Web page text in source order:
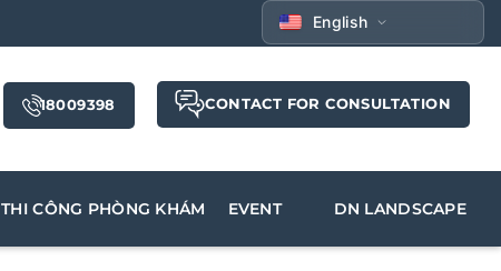
English
18009398 CONTACT FOR CONSULTATION
THI CÔNG PHÒNG KHÁM EVENT DN LANDSCAPE